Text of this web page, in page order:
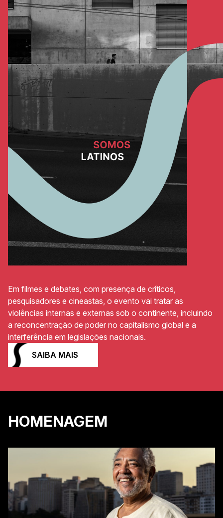
Em filmes e debates, com presença de críticos,
pesquisadores e cineastas, o evento vai tratar as
violências internas e externas sob o continente, incluindo
a reconcentração de poder no capitalismo global e a
interferência em legislações nacionais.
SAIBA MAIS
HOMENAGEM